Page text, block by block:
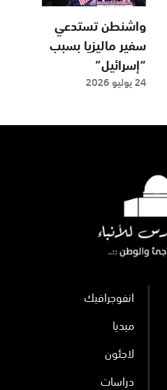
واشنطن تستدعي
سفير ماليزيا بسبب
“إسرائيل”
24 يوليو 2026
انفوجرافيك
ميديا
لاجئون
دراسات